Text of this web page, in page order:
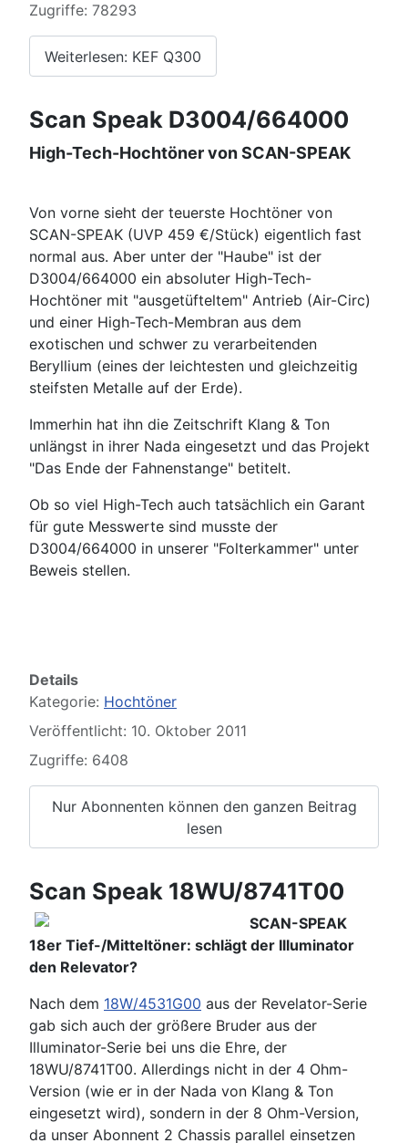
Zugriffe: 78293
Weiterlesen: KEF Q300
Scan Speak D3004/664000
High-Tech-Hochtöner von SCAN-SPEAK
Von vorne sieht der teuerste Hochtöner von
SCAN-SPEAK (UVP 459 €/Stück) eigentlich fast
normal aus. Aber unter der "Haube" ist der
D3004/664000 ein absoluter High-Tech-
Hochtöner mit "ausgetüfteltem" Antrieb (Air-Circ)
und einer High-Tech-Membran aus dem
exotischen und schwer zu verarbeitenden
Beryllium (eines der leichtesten und gleichzeitig
steifsten Metalle auf der Erde).
Immerhin hat ihn die Zeitschrift Klang & Ton
unlängst in ihrer Nada eingesetzt und das Projekt
"Das Ende der Fahnenstange" betitelt.
Ob so viel High-Tech auch tatsächlich ein Garant
für gute Messwerte sind musste der
D3004/664000 in unserer "Folterkammer" unter
Beweis stellen.
Details
Kategorie: Hochtöner
Veröffentlicht: 10. Oktober 2011
Zugriffe: 6408
Nur Abonnenten können den ganzen Beitrag
lesen
Scan Speak 18WU/8741T00
SCAN-SPEAK
18er Tief-/Mitteltöner: schlägt der Illuminator
den Relevator?
Nach dem 18W/4531G00 aus der Revelator-Serie
gab sich auch der größere Bruder aus der
Illuminator-Serie bei uns die Ehre, der
18WU/8741T00. Allerdings nicht in der 4 Ohm-
Version (wie er in der Nada von Klang & Ton
eingesetzt wird), sondern in der 8 Ohm-Version,
da unser Abonnent 2 Chassis parallel einsetzen